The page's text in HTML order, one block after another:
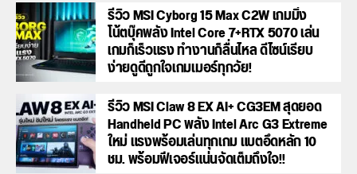
รีวิว MSI Cyborg 15 Max C2W เกมมิ่ง
โน้ตบุ๊คพลัง Intel Core 7+RTX 5070 เล่น
เกมก็เร็วแรง ทำงานก็ลื่นไหล ดีไซน์เรียบ
ง่ายดูดีถูกใจเกมเมอร์ทุกวัย!
รีวิว MSI Claw 8 EX AI+ CG3EM สุดยอด
Handheld PC พลัง Intel Arc G3 Extreme
ใหม่ แรงพร้อมเล่นทุกเกม แบตอึดหลัก 10
ชม. พร้อมฟีเจอร์แน่นจัดเต็มถึงใจ!!